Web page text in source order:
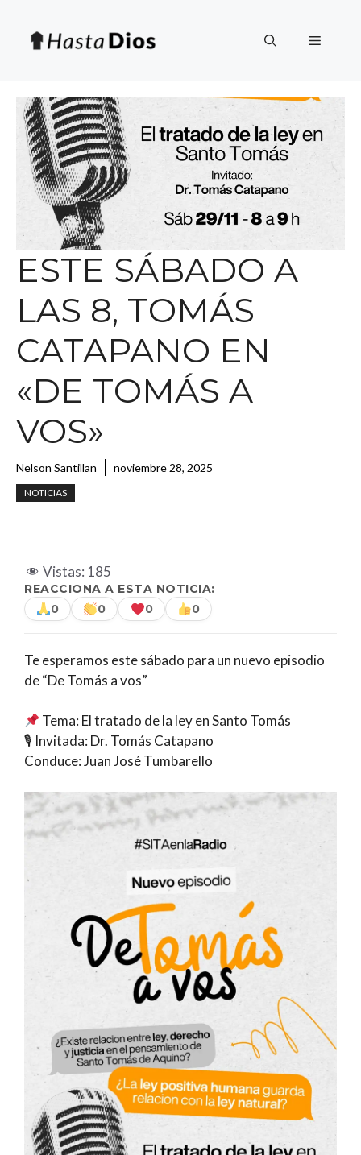
contenido
Menú
ESTE SÁBADO A
LAS 8, TOMÁS
CATAPANO EN
«DE TOMÁS A
VOS»
Nelson Santillan noviembre 28, 2025
NOTICIAS
Vistas: 185
REACCIONA A ESTA NOTICIA:
0
0 0 0
Te esperamos este sábado para un nuevo episodio
de “De Tomás a vos”
Tema: El tratado de la ley en Santo Tomás
🎙 Invitada: Dr. Tomás Catapano
Conduce: Juan José Tumbarello